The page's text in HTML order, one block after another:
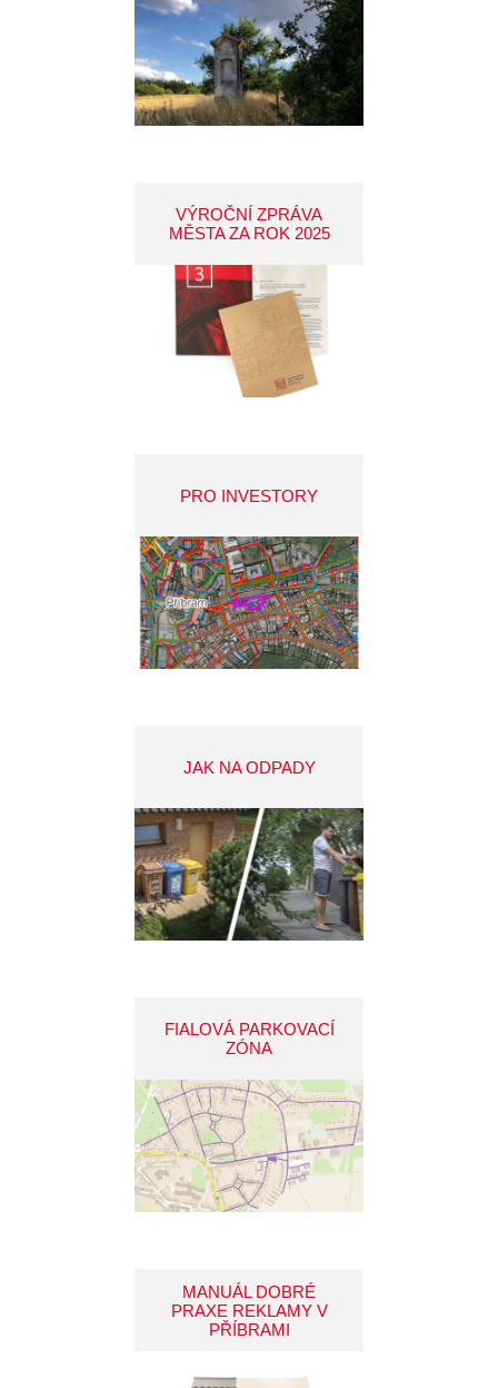
VÝROČNÍ ZPRÁVA
MĚSTA ZA ROK 2025
PRO INVESTORY
JAK NA ODPADY
FIALOVÁ PARKOVACÍ
ZÓNA
MANUÁL DOBRÉ
PRAXE REKLAMY V
PŘÍBRAMI